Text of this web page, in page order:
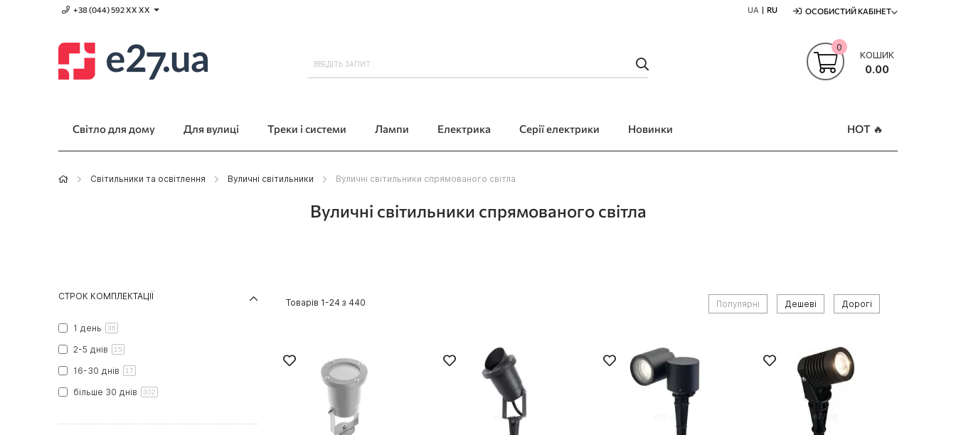
+38 (044) 592 XХ ХХ UA RU ОСОБИСТИЙ КАБІНЕТ
КОШИК
0.00
0
Світло для дому Для вулиці Треки і системи Лампи Електрика Серії електрики Новинки HOT 🔥
Світильники та освітлення Вуличні світильники Вуличні світильники спрямованого світла
Вуличні світильники спрямованого світла
Товарів 1-24 з 440 Популярні Дешеві Дорогі
СТРОК КОМПЛЕКТАЦІЇ
1 день 36
2-5 днів 15
16-30 днів 17
більше 30 днів 302